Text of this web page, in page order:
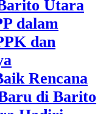
Utara
dalam
dan
Rencana
di Barito